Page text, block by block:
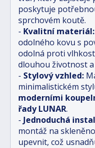
poskytuje
sprchovém koutě.
- Kvalitní materiál:
odolného kovu s
odolná proti
dlouhou životnost
- Stylový vzhled:
minimalistickém
moderními
řady LUNAR.
- Jednoduchá
montáž na
upevnit, což